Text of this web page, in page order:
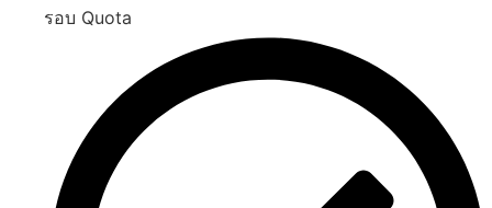
รอบ Quota